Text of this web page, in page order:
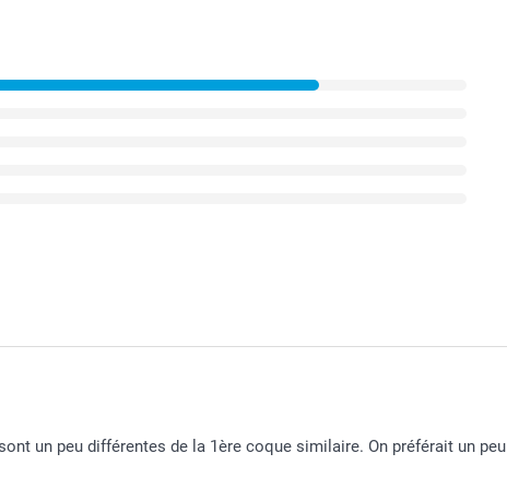
un peu différentes de la 1ère coque similaire. On préférait un peu